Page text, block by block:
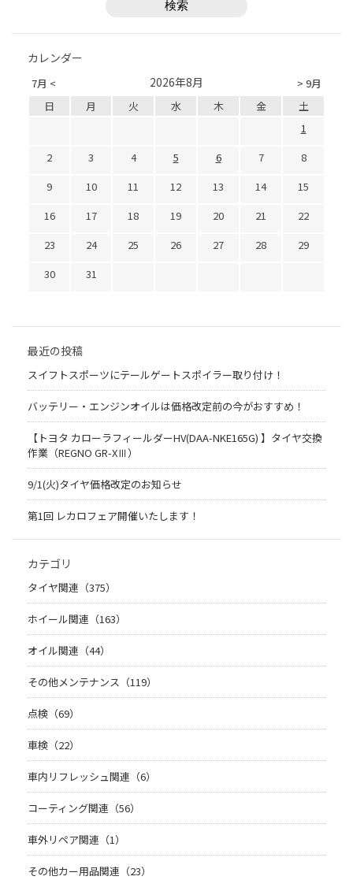
カレンダー
7月 < > 9月
2026年8月
日 月 火 水 木 金
土
1
2
3 4 5 6 7
8
9
10 11 12 13 14
15
16
17 18 19 20 21
22
23
24 25 26 27 28
29
30
31
最近の投稿
スイフトスポーツにテールゲートスポイラー取り付け！
バッテリー・エンジンオイルは価格改定前の今がおすすめ！
【トヨタ カローラフィールダーHV(DAA-NKE165G) 】タイヤ交換
作業（REGNO GR-XⅢ）
9/1(火)タイヤ価格改定のお知らせ
第1回 レカロフェア開催いたします！
カテゴリ
タイヤ関連（375）
ホイール関連（163）
オイル関連（44）
その他メンテナンス（119）
点検（69）
車検（22）
車内リフレッシュ関連（6）
コーティング関連（56）
車外リペア関連（1）
その他カー用品関連（23）